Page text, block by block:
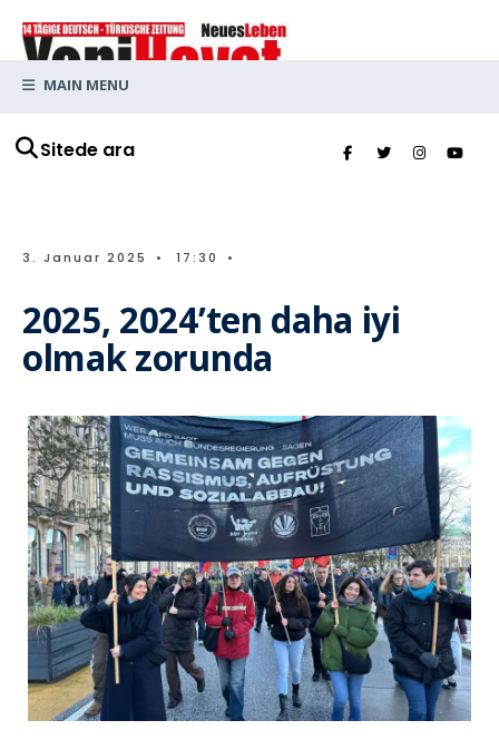
Sitede ara
MAIN MENU
3. Januar 2025 • 17:30 •
2025, 2024’ten daha iyi
olmak zorunda